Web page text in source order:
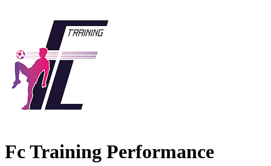
Fc Training Performance